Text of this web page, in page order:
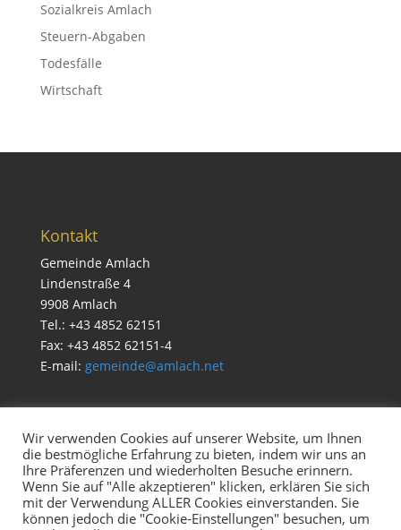
Sozialkreis Amlach
Steuern-Abgaben
Todesfälle
Wirtschaft
Kontakt
Gemeinde Amlach
Lindenstraße 4
9908 Amlach
Tel.: +43 4852 62151
Fax: +43 4852 62151-4
E-mail: gemeinde@amlach.net
Service
Impressum & Datenschutz
Cookie Richtlinien
Wir verwenden Cookies auf unserer Website, um Ihnen
die bestmögliche Erfahrung zu bieten, indem wir uns an
Ihre Präferenzen und wiederholten Besuche erinnern.
Wenn Sie auf "Alle akzeptieren" klicken, erklären Sie sich
mit der Verwendung ALLER Cookies einverstanden. Sie
können jedoch die "Cookie-Einstellungen" besuchen, um